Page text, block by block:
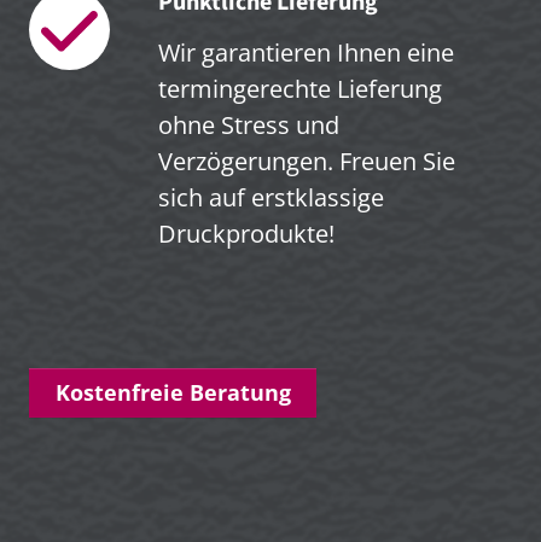
Wir garantieren Ihnen eine
termingerechte Lieferung
ohne Stress und
Verzögerungen. Freuen Sie
sich auf erstklassige
Druckprodukte!
Kostenfreie Beratung